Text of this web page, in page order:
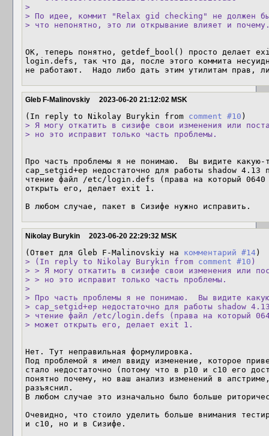
>
> По идее, коммит "Relax gid checking" не должен
> что непонятно, это ли открывание влияет и
OK, теперь понятно, getdef_bool() просто делает
login.defs, так что да, после этого коммита
не работают.  Надо либо дать этим утилитам прав,
Gleb F-Malinovskiy 2023-06-20 21:12:02 MSK
(In reply to Nikolay Burykin from comment #10
> Я могу откатить в сизифе свои изменения или
> но это исправит только часть проблемы.
Про часть проблемы я не понимаю.  Вы видите какую-
cap_setgid+ep недостаточно для работы shadow 4.13
чтение файл /etc/login.defs (права на который
открыть его, делает exit 1.
В любом случае, пакет в Сизифе нужно исправить.
Nikolay Burykin 2023-06-20 22:29:32 MSK
(Ответ для Gleb F-Malinovskiy на комментарий #14
> (In reply to Nikolay Burykin from comment #10 )
> > Я могу откатить в сизифе свои изменения или
> > но это исправит только часть проблемы.
>
> Про часть проблемы я не понимаю.  Вы видите
> cap_setgid+ep недостаточно для работы shadow
> чтение файл /etc/login.defs (права на который
> может открыть его, делает exit 1.
Нет. Тут неправильная формулировка.
Под проблемой я имел ввиду изменение, которое
стало недостаточно (потому что в p10 и c10 его
понятно почему, но ваш анализ изменений в
разъяснил.
В любом случае это изначально было больше
Очевидно, что стоило уделить больше внимания
и c10, но и в Сизифе.